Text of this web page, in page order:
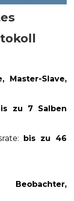
Master-Slave,
zu 7 Salben
bis zu 46
Beobachter,